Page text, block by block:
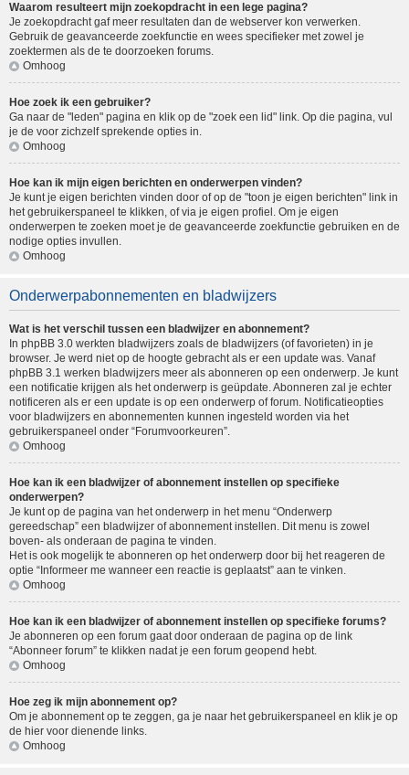
Waarom resulteert mijn zoekopdracht in een lege pagina?
Je zoekopdracht gaf meer resultaten dan de webserver kon verwerken.
Gebruik de geavanceerde zoekfunctie en wees specifieker met zowel je
zoektermen als de te doorzoeken forums.
Omhoog
Hoe zoek ik een gebruiker?
Ga naar de "leden" pagina en klik op de "zoek een lid" link. Op die pagina, vul
je de voor zichzelf sprekende opties in.
Omhoog
Hoe kan ik mijn eigen berichten en onderwerpen vinden?
Je kunt je eigen berichten vinden door of op de "toon je eigen berichten" link in
het gebruikerspaneel te klikken, of via je eigen profiel. Om je eigen
onderwerpen te zoeken moet je de geavanceerde zoekfunctie gebruiken en de
nodige opties invullen.
Omhoog
Onderwerpabonnementen en bladwijzers
Wat is het verschil tussen een bladwijzer en abonnement?
In phpBB 3.0 werkten bladwijzers zoals de bladwijzers (of favorieten) in je
browser. Je werd niet op de hoogte gebracht als er een update was. Vanaf
phpBB 3.1 werken bladwijzers meer als abonneren op een onderwerp. Je kunt
een notificatie krijgen als het onderwerp is geüpdate. Abonneren zal je echter
notificeren als er een update is op een onderwerp of forum. Notificatieopties
voor bladwijzers en abonnementen kunnen ingesteld worden via het
gebruikerspaneel onder “Forumvoorkeuren”.
Omhoog
Hoe kan ik een bladwijzer of abonnement instellen op specifieke
onderwerpen?
Je kunt op de pagina van het onderwerp in het menu “Onderwerp
gereedschap” een bladwijzer of abonnement instellen. Dit menu is zowel
boven- als onderaan de pagina te vinden.
Het is ook mogelijk te abonneren op het onderwerp door bij het reageren de
optie “Informeer me wanneer een reactie is geplaatst” aan te vinken.
Omhoog
Hoe kan ik een bladwijzer of abonnement instellen op specifieke forums?
Je abonneren op een forum gaat door onderaan de pagina op de link
“Abonneer forum” te klikken nadat je een forum geopend hebt.
Omhoog
Hoe zeg ik mijn abonnement op?
Om je abonnement op te zeggen, ga je naar het gebruikerspaneel en klik je op
de hier voor dienende links.
Omhoog